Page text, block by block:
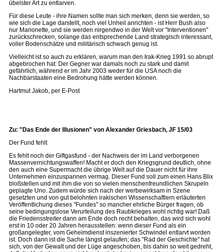
übelster Art zu entlarven.
Für diese Leute - ihre Namen sollte man sich merken, denn sie werden, so
wie sich die Lage darstellt, noch viel Unheil anrichten - ist Herr Bush also
nur Marionette, und sie werden nirgendwo in der Welt vor "Interventionen"
zurückschrecken, solange das entsprechende Land strategisch interessant,
voller Bodenschätze und militärisch schwach genug ist.
Vielleicht ist so auch zu erklären, warum man den Irak-Krieg 1991 so abrupt
abgebrochen hat: Der Gegner war damals noch zu stark und damit
gefährlich, während er im Jahr 2003 weder für die USA noch die
Nachbarstaaten eine Bedrohung hätte werden können.
Hartmut Jakob, per E-Post
Zu: "Das Ende der Illusionen" von Alexander Griesbach, JF 15/03
Der Fund fehlt
Es fehlt noch der Giftgasfund - der Nachweis der im Land verborgenen
Massenvernichtungswaffen! Macht er doch den Kriegsgrund deutlich, ohne
den auch eine Supermacht die übrige Welt auf die Dauer nicht für ihre
Unternehmen einzuspannen vermag. Dieser Fund soll zum einen Hans Blix
bloßstellen und mit ihm die von so vielen menschenfreundlichen Skrupeln
geplagte Uno. Zudem würde sich nach der werbewirksam in Szene
gesetzten und von gut belohnten irakischen Wissenschaftlern erläuterten
Veröffentlichung dieses "Fundes" so mancher ehrliche Bürger fragen, ob
seine bedingungslose Verurteilung des Raubkrieges wohl richtig war! Daß
die Friedensstreiter dann am Ende doch recht behalten, das wird sich wohl
erst in 10 oder 20 Jahren herausstellen: wenn dieser Fund als ein
großangelegter, vom Geheimdienst inszenierter Schwindel entlarvt worden
ist. Doch dann ist die Sache längst gelaufen; das "Rad der Geschichte" hat
sich, von der Gewalt und der Lüge angeschoben, bis dahin so weit gedreht,